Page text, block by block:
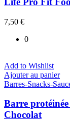
7,50 €
0
Add to Wishlist
Ajouter au panier
Barres-Snacks-
Barre
Chocolat